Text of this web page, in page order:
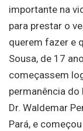
importante na
para prestar o
querem fazer e
Sousa, de 17
começassem
permanência do
Dr. Waldemar
Pará, e